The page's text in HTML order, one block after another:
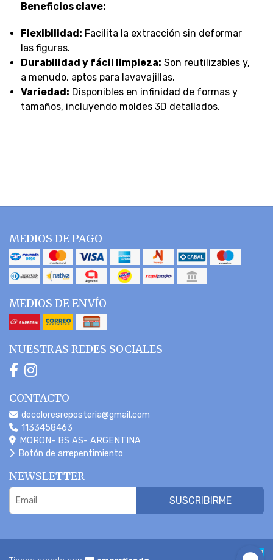
Beneficios clave:
Flexibilidad: Facilita la extracción sin deformar
las figuras.
Durabilidad y fácil limpieza: Son reutilizables y,
a menudo, aptos para lavavajillas.
Variedad: Disponibles en infinidad de formas y
tamaños, incluyendo moldes 3D detallados.
MEDIOS DE PAGO
MEDIOS DE ENVÍO
NUESTRAS REDES SOCIALES
CONTACTO
decoloresreposteria@gmail.com
1133458463
MORON- BS AS- ARGENTINA
Botón de arrepentimiento
NEWSLETTER
SUSCRIBIRME